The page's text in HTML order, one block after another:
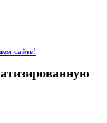
сайте!